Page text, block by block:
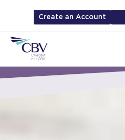
Create an Account